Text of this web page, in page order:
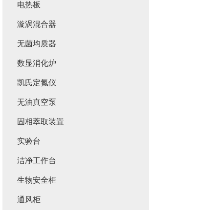
电热板
漩涡混合器
无菌均质器
数显消化炉
凯氏定氮仪
无油真空泵
固相萃取装置
实验台
洁净工作台
生物安全柜
通风柜